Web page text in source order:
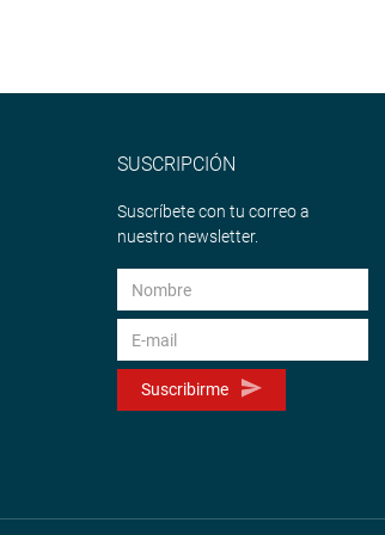
SUSCRIPCIÓN
Suscríbete con tu correo a
nuestro newsletter.
Suscribirme